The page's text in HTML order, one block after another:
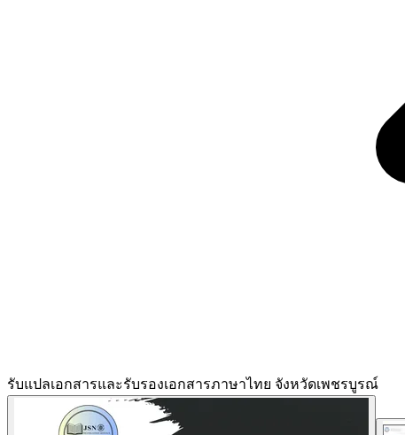
รับแปลเอกสารและรับรองเอกสารภาษาไทย จังหวัดเพชรบูรณ์